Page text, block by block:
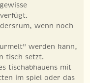
wenn noch
werden kann,
tisch setzt.
tischabhauens mit
im spiel oder das